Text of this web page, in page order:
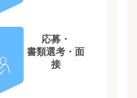
応募・
書類選考・面
接